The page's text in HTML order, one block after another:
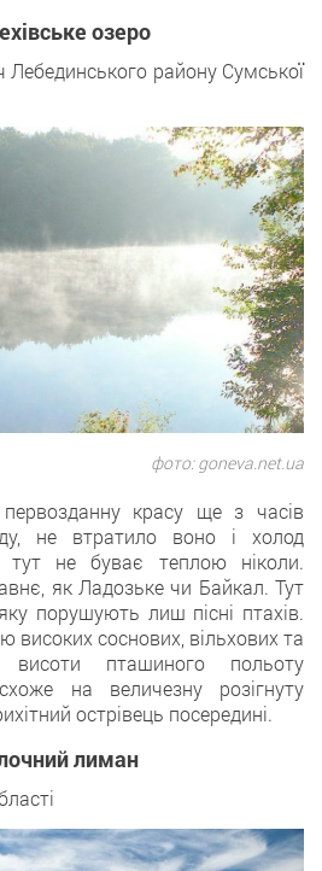
озеро
району Сумської
фото: goneva.net.ua
красу ще з часів
не втратило воно і холод
тут не буває теплою ніколи.
як Ладозьке чи Байкал. Тут
порушують лиш пісні птахів.
високих соснових, вільхових та
пташиного польоту
на величезну розігнуту
острівець посередині.
лиман